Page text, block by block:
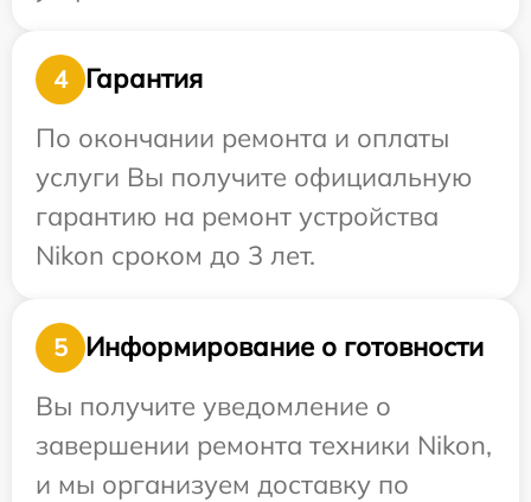
4
Гарантия
По окончании ремонта и оплаты
услуги Вы получите официальную
гарантию на ремонт устройства
Nikon сроком до 3 лет.
5
Информирование о готовности
Вы получите уведомление о
завершении ремонта техники Nikon,
и мы организуем доставку по